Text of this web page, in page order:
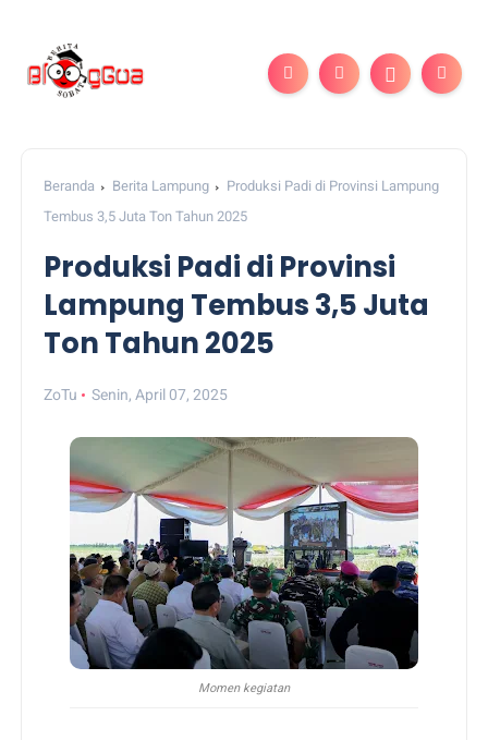
Beranda Berita Lampung
Produksi Padi di Provinsi Lampung
Tembus 3,5 Juta Ton Tahun 2025
Produksi Padi di Provinsi
Lampung Tembus 3,5 Juta
Ton Tahun 2025
ZoTu Senin, April 07, 2025
Momen kegiatan